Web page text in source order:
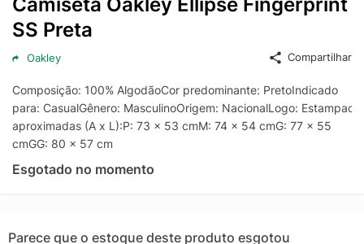
SS Preta
Oakley Compartilhar
Composição: 100% AlgodãoCor predominante: PretoIndicado
para: CasualGênero: MasculinoOrigem: NacionalLogo:
aproximadas (A x L):P: 73 x 53 cmM: 74 x 54 cmG: 77 x 55
cmGG: 80 x 57 cm
Esgotado no momento
Parece que o estoque deste produto esgotou